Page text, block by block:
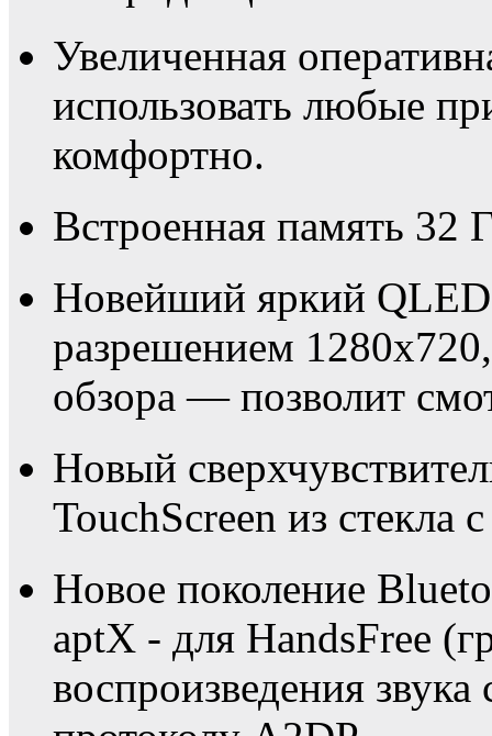
Увеличенная
использовать любые
комфортно.
Встроенная память 32
Новейший яркий
разрешением
обзора — позволит
Новый
TouchScreen из стекла
Новое поколение
aptX - для HandsFree
воспроизведения